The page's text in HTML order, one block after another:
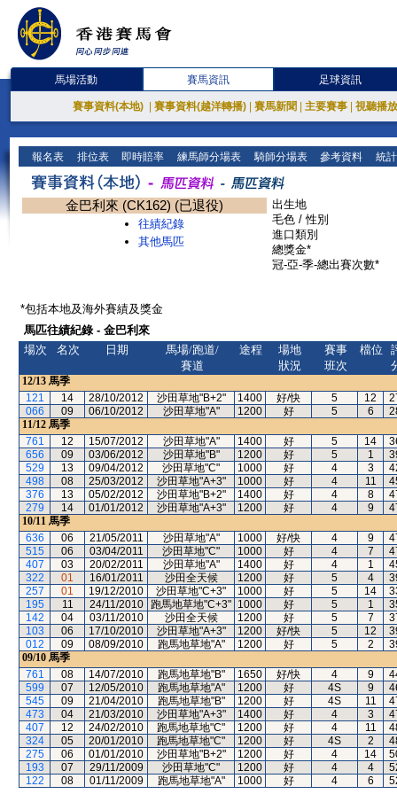
馬場活動 賽馬資訊 足球資訊
賽事資料(本地) 賽事資料(越洋轉播) 賽馬新聞 主要賽事 視聽播
報名表 排位表 即時賠率 練馬師分場表 騎師分場表 參考資料 統
金巴利來 (CK162) (已退役)
往績紀錄
其他馬匹
出生地
毛色 / 性別
進口類別
總獎金*
冠-亞-季-總出賽次數*
*包括本地及海外賽績及獎金
馬匹往績紀錄 - 金巴利來
場次
名次 日期
馬場/跑道/
賽道
途程
場地
狀況
賽事
班次
檔位
12/13 馬季
121
14 28/10/2012 沙田草地"B+2" 1400 好/快 5 12
066
09 06/10/2012 沙田草地"A" 1200 好 5 6
11/12 馬季
761
12 15/07/2012 沙田草地"A" 1400 好 5 14
656
09 03/06/2012 沙田草地"B" 1200 好 5 1
529
13 09/04/2012 沙田草地"C" 1000 好 4 3
498
08 25/03/2012 沙田草地"A+3" 1000 好 4 11
376
13 05/02/2012 沙田草地"B+2" 1400 好 4 8
279
14 01/01/2012 沙田草地"A+3" 1200 好 4 9
10/11 馬季
636
06 21/05/2011 沙田草地"A" 1000 好/快 4 9
515
06 03/04/2011 沙田草地"C" 1000 好 4 7
407
03 20/02/2011 沙田草地"A" 1400 好 4 1
322
01 16/01/2011 沙田全天候 1200 好 5 4
257
01 19/12/2010 沙田草地"C+3" 1000 好 5 14
195
11 24/11/2010 跑馬地草地"C+3" 1000 好 5 1
142
04 03/11/2010 沙田全天候 1200 好 5 7
103
06 17/10/2010 沙田草地"A+3" 1200 好/快 5 12
012
09 08/09/2010 跑馬地草地"A" 1200 好 5 2
09/10 馬季
761
08 14/07/2010 跑馬地草地"B" 1650 好/快 4 9
599
07 12/05/2010 跑馬地草地"A" 1200 好 4S 9
545
09 21/04/2010 跑馬地草地"B" 1200 好 4S 11
473
04 21/03/2010 沙田草地"A+3" 1400 好 4 3
407
12 24/02/2010 跑馬地草地"C" 1200 好 4 11
324
05 20/01/2010 跑馬地草地"C" 1200 好 4S 2
275
06 01/01/2010 沙田草地"B+2" 1200 好 4 14
193
07 29/11/2009 沙田草地"C" 1200 好 4 4
122
08 01/11/2009 跑馬地草地"A" 1000 好 4 6